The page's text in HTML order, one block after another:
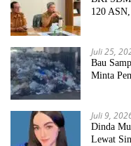
120
Juli 25,
Bau
Minta
Juli 9,
Dinda
Lewat